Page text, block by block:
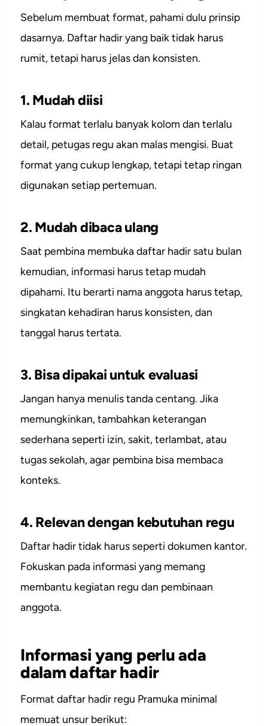
Sebelum membuat format, pahami dulu prinsip
dasarnya. Daftar hadir yang baik tidak harus
rumit, tetapi harus jelas dan konsisten.
1. Mudah diisi
Kalau format terlalu banyak kolom dan terlalu
detail, petugas regu akan malas mengisi. Buat
format yang cukup lengkap, tetapi tetap ringan
digunakan setiap pertemuan.
2. Mudah dibaca ulang
Saat pembina membuka daftar hadir satu bulan
kemudian, informasi harus tetap mudah
dipahami. Itu berarti nama anggota harus tetap,
singkatan kehadiran harus konsisten, dan
tanggal harus tertata.
3. Bisa dipakai untuk evaluasi
Jangan hanya menulis tanda centang. Jika
memungkinkan, tambahkan keterangan
sederhana seperti izin, sakit, terlambat, atau
tugas sekolah, agar pembina bisa membaca
konteks.
4. Relevan dengan kebutuhan regu
Daftar hadir tidak harus seperti dokumen kantor.
Fokuskan pada informasi yang memang
membantu kegiatan regu dan pembinaan
anggota.
Informasi yang perlu ada
dalam daftar hadir
Format daftar hadir regu Pramuka minimal
memuat unsur berikut: